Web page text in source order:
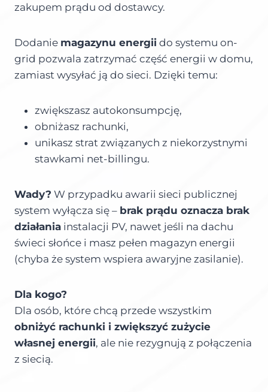
zakupem prądu od dostawcy.
Dodanie magazynu energii do systemu on-
grid pozwala zatrzymać część energii w domu,
zamiast wysyłać ją do sieci. Dzięki temu:
zwiększasz autokonsumpcję,
obniżasz rachunki,
unikasz strat związanych z niekorzystnymi
stawkami net-billingu.
Wady? W przypadku awarii sieci publicznej
system wyłącza się – brak prądu oznacza brak
działania instalacji PV, nawet jeśli na dachu
świeci słońce i masz pełen magazyn energii
(chyba że system wspiera awaryjne zasilanie).
Dla kogo?
Dla osób, które chcą przede wszystkim
obniżyć rachunki i zwiększyć zużycie
własnej energii, ale nie rezygnują z połączenia
z siecią.